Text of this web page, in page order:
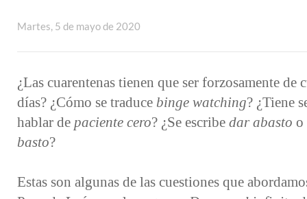
Martes, 5 de mayo de 2020
¿Las cuarentenas tienen que ser forzosamente de
días? ¿Cómo se traduce binge watching? ¿Tiene
hablar de paciente cero? ¿Se escribe dar abasto o
basto?
Estas son algunas de las cuestiones que